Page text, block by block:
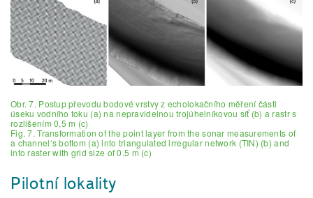
Obr. 7. Postup převodu bodové vrstvy z echolokačního měření části
úseku vodního toku (a) na nepravidelnou trojúhelníkovou síť (b) a rastr s
rozlišením 0,5 m (c)
Fig. 7. Transformation of the point layer from the sonar measurements of
a channel‘s bottom (a) into triangulated irregular network (TIN) (b) and
into raster with grid size of 0.5 m (c)
Pilotní lokality